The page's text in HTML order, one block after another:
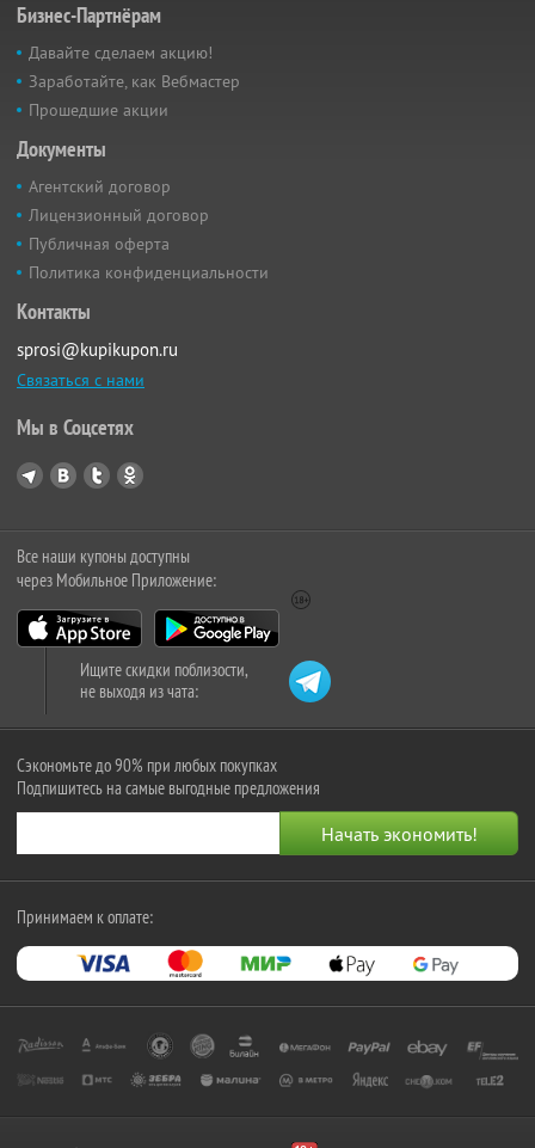
Бизнес-Партнёрам
Давайте сделаем акцию!
Заработайте, как Вебмастер
Прошедшие акции
Документы
Агентский договор
Лицензионный договор
Публичная оферта
Политика конфиденциальности
Контакты
sprosi@kupikupon.ru
Связаться с нами
Мы в Соцсетях
Все наши купоны доступны
через Мобильное Приложение:
Ищите скидки поблизости,
не выходя из чата:
Сэкономьте до 90% при любых покупках
Подпишитесь на самые выгодные предложения
Принимаем к оплате: